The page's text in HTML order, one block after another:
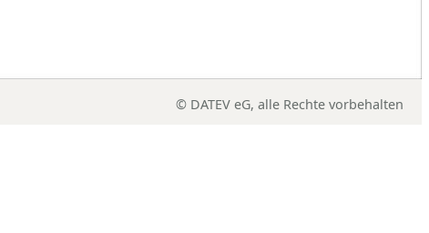
© DATEV eG, alle Rechte vorbehalten